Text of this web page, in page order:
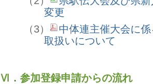
変更
（3）
中体連主催大会に
取扱いについて
Ⅵ．参加登録申請からの流れ